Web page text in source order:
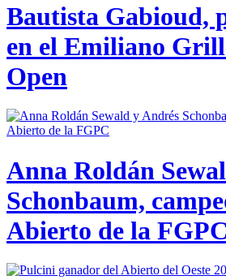
Bautista Gabioud,
en el Emiliano
Open
Anna Roldán
Schonbaum,
Abierto de la FGPC